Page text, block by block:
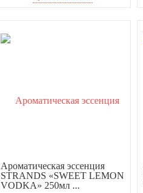
Ароматическая эссенция
STRANDS «SWEET LEMON
VODKA» 250мл ...